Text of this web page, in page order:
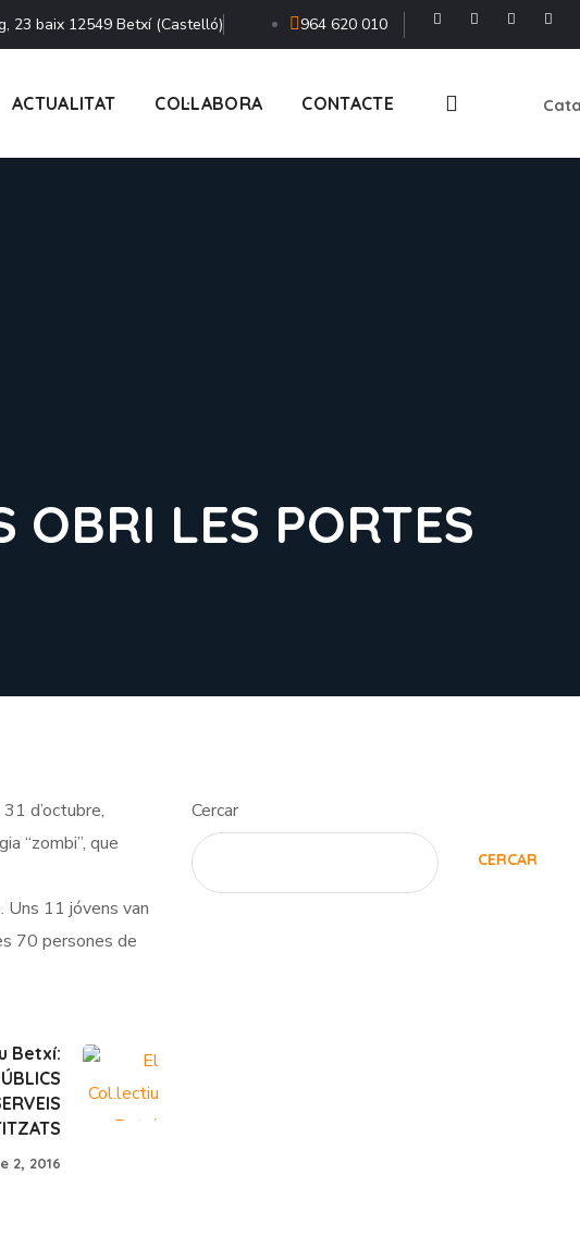
23 baix 12549 Betxí (Castelló) 964 620 010
ACTUALITAT COL·LABORA CONTACTE
OBRI LES PORTES
d’octubre,
“zombi”, que
11 jóvens van
70 persones de
Betxí:
2, 2016
Cercar
CERCAR